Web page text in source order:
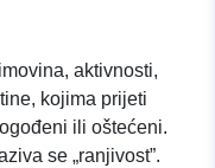
aktivnosti,
kojima prijeti
ili oštećeni.
se „ranjivost”.